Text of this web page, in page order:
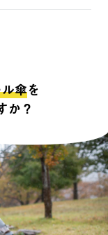
傘を
か？